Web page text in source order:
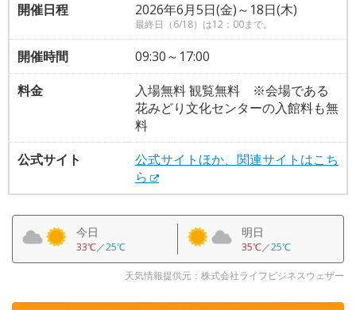
開催日程
2026年6月5日(金)～18日(木)
最終日（6/18）は12：00まで。
開催時間
09:30～17:00
料金
入場無料 観覧無料 ※会場である
花みどり文化センターの入館料も無
料
公式サイト
公式サイトほか、関連サイトはこち
ら
今日
33℃／25℃
明日
35℃／25℃
天気情報提供元：株式会社ライフビジネスウェザー